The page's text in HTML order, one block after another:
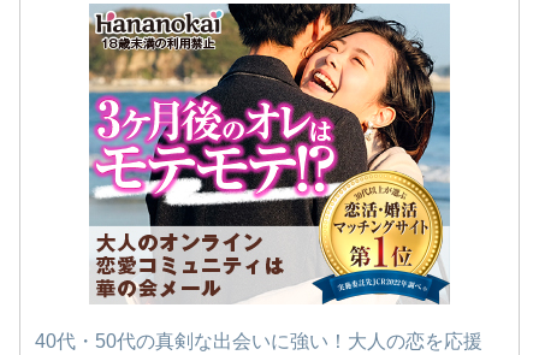
40代・50代の真剣な出会いに強い！大人の恋を応援